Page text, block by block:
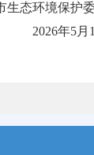
会办